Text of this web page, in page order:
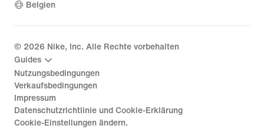
Belgien
© 2026 Nike, Inc. Alle Rechte vorbehalten
Guides
Nutzungsbedingungen
Verkaufsbedingungen
Impressum
Datenschutzrichtlinie und Cookie-Erklärung
Cookie-Einstellungen ändern.